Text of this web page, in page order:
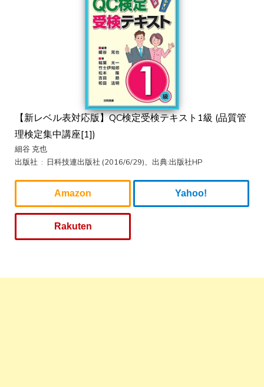
【新レベル表対応版】QC検定受検テキスト1級 (品質管
理検定集中講座[1])
細谷 克也
出版社 ‏ : ‎ 日科技連出版社 (2016/6/29)、出典:出版社HP
Amazon Yahoo!
Rakuten